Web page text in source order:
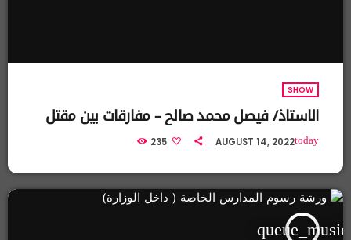
SHOW
الاستاذ/ فيصل محمد صالح – مفارقات بين مقتل
عميد واتهام مجموعة من الشباب
today
AUGUST 14, 2022
235
queue_music